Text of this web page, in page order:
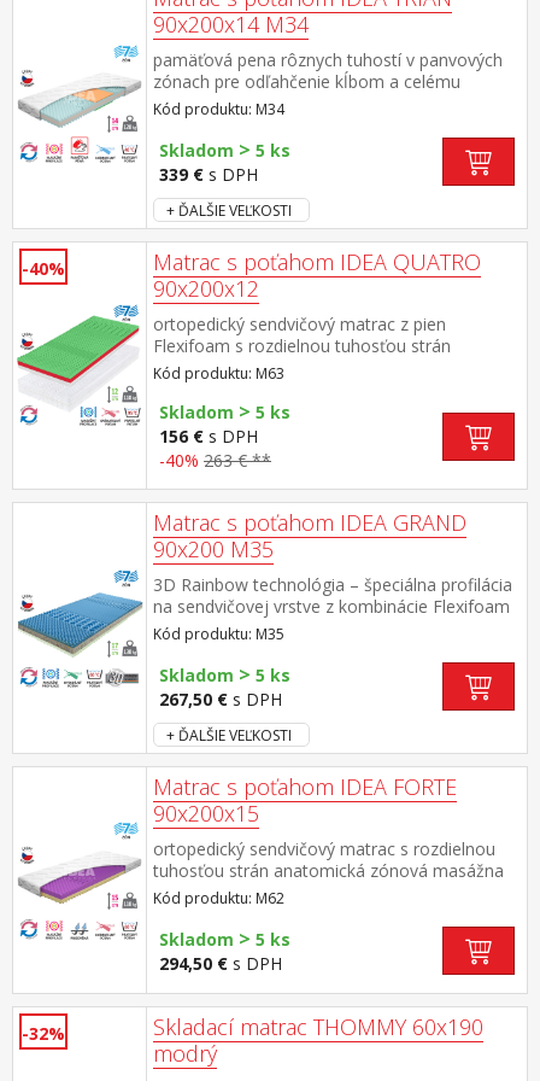
90x200x14 M34
pamäťová pena rôznych tuhostí v panvových
zónach pre odľahčenie kĺbom a celému
pohybovému aparátu 7-zónová anatomická
masážna profilácia prináša veľmi jemnú masáž
v priebehu spánku matrac s Visco penou a
systémom rozdielnej tuhosti strán vhodný pre
všetky typy roštov poťah snímateľný a prateľný
do 40 °C odporúčaná nosnosť do 120 kg
Kód produktu: M34
Skladom > 5 ks
339 € s DPH
+ ĎALŠIE VEĽKOSTI
-40%
Matrac s poťahom IDEA QUATRO
90x200x12
ortopedický sendvičový matrac z pien
Flexifoam s rozdielnou tuhosťou strán
anatomická zónová masážna profilácia – 7
zón pre uvoľnenie a relaxáciu celého tela na
jednej strane a rovná ložná plocha na druhej
strane zelená strana vyššia stredná tuhosť,
biela strana nižšia stredná tuhosť vhodná aj
vláknom, snímateľný a prateľný do 95 °C
odporúčaná nosnosť do 110 kg, výška matraca
12 cm
Kód produktu: M63
Skladom > 5 ks
156 € s DPH
-40% 263 € **
Matrac s poťahom IDEA GRAND
90x200 M35
3D Rainbow technológia – špeciálna profilácia
na sendvičovej vrstve z kombinácie Flexifoam
pien rôznych vlastností a tuhostí, ktorá
zabezpečuje komfort, vzdušnosť, ortopedické
vlastnosti a dlhú životnosť anatomická zónová
masážna profilácia – 7 zón na oboch stranách,
jemná masáž v priebehu spánku rozdielna
tuhosť strán – zelenkavá mäkšia strana tuhosť
2 z 5, modrá tuhšia strana tuhosť 2,5 z 5
vzdušný poťah prešitý dutým vláknom,
vyrobený z 2 častí, snímateľný a prateľný do 60
°C odporúčaná nosnosť do 130 kg, výška
matraca 17 cm
Kód produktu: M35
Skladom > 5 ks
267,50 € s DPH
+ ĎALŠIE VEĽKOSTI
Matrac s poťahom IDEA FORTE
90x200x15
ortopedický sendvičový matrac s rozdielnou
tuhosťou strán anatomická zónová masážna
profilácia – 7 zón na oboch stranách pre
uvoľnenie a relaxáciu celého tela, maximálna
vzdušnosť, ideálne ortopedické vlastnosti biela
strana vyššia stredná tuhosť, fialová strana
nižšia stredná tuhosť vhodná aj pre malé deti
poťah Relaxtic prešitý dutým vláknom,
snímateľný a prateľný do 60 °C odporúčaná
nosnosť do 110 kg, výška matraca 15 cm
Kód produktu: M62
Skladom > 5 ks
294,50 € s DPH
-32%
Skladací matrac THOMMY 60x190
modrý